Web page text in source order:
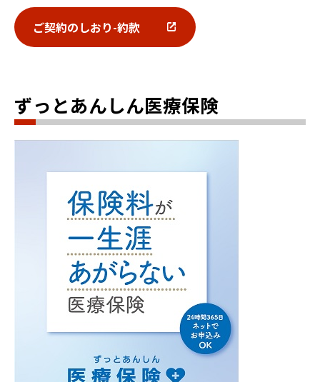
ご契約のしおり-約款
ずっとあんしん医療保険